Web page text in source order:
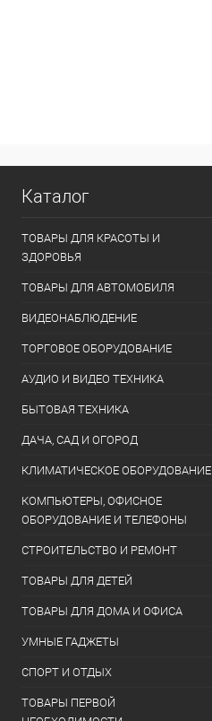
Каталог
ТОВАРЫ ДЛЯ КРАСОТЫ И
ЗДОРОВЬЯ
ТОВАРЫ ДЛЯ АВТОМОБИЛЯ
ВИДЕОНАБЛЮДЕНИЕ
ТОРГОВОЕ ОБОРУДОВАНИЕ
АУДИО И ВИДЕО ТЕХНИКА
БЫТОВАЯ ТЕХНИКА
ДАЧА, САД И ОГОРОД
КЛИМАТИЧЕСКОЕ ОБОРУДОВАНИЕ
КОМПЬЮТЕРЫ, ОФИСНОЕ
ОБОРУДОВАНИЕ И ТЕЛЕФОНЫ
СТРОИТЕЛЬСТВО И РЕМОНТ
ТОВАРЫ ДЛЯ ДЕТЕЙ
ТОВАРЫ ДЛЯ ДОМА И ОФИСА
УМНЫЕ ГАДЖЕТЫ
СПОРТ И ОТДЫХ
ТОВАРЫ ПЕРВОЙ